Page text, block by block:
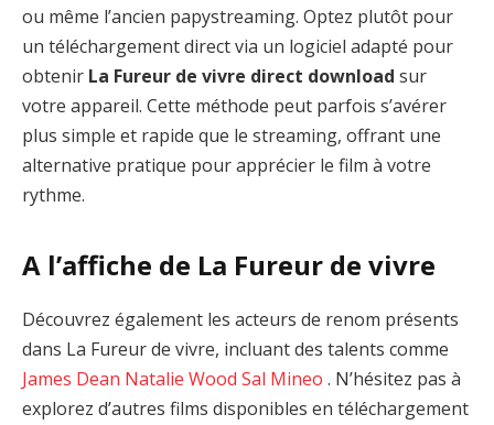
ou même l’ancien papystreaming. Optez plutôt pour
un téléchargement direct via un logiciel adapté pour
obtenir La Fureur de vivre direct download sur
votre appareil. Cette méthode peut parfois s’avérer
plus simple et rapide que le streaming, offrant une
alternative pratique pour apprécier le film à votre
rythme.
A l’affiche de La Fureur de vivre
Découvrez également les acteurs de renom présents
dans La Fureur de vivre, incluant des talents comme
James Dean Natalie Wood Sal Mineo . N’hésitez pas à
explorez d’autres films disponibles en téléchargement